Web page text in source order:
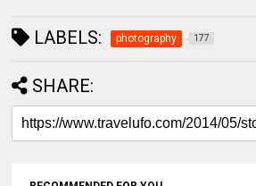
LABELS: photography 177
SHARE: